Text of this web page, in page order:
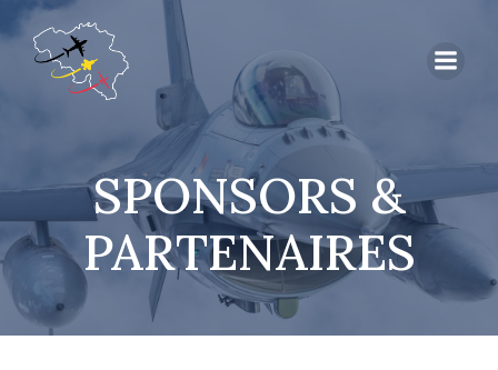
SPONSORS &
PARTENAIRES